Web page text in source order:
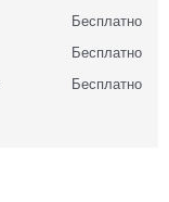
Бесплатно
Бесплатно
Бесплатно